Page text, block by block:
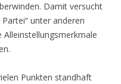
Damit versucht
unter anderen
Punkten standhaft